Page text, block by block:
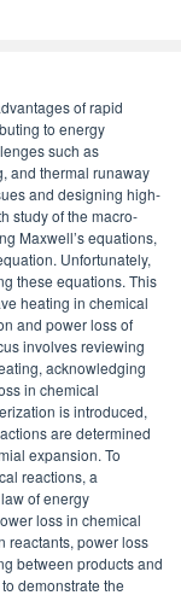
of rapid
to energy
such as
and thermal runaway
and designing high-
study of the macro-
Maxwell’s equations,
Unfortunately,
these equations. This
heating in chemical
and power loss of
involves reviewing
acknowledging
in chemical
is introduced,
are determined
expansion. To
reactions, a
of energy
loss in chemical
reactants, power loss
between products and
demonstrate the